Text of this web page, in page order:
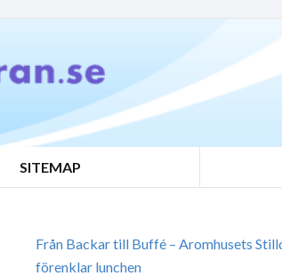
SITEMAP
Från Backar till Buffé – Aromhusets
förenklar lunchen